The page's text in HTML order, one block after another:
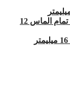
برقو ماشینی تنگستن کارباید تمام الماس 12